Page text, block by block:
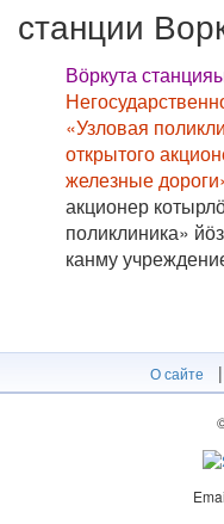
станции
Вӧркута
«Узловая
открытого
железные
акционер
поликлиника»
канму
О сайте |